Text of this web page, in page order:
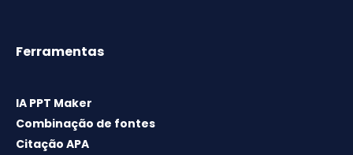
Ferramentas
IA PPT Maker
Combinação de fontes
Citação APA